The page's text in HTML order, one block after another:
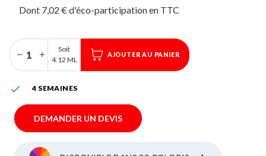
Dont 7,02 € d'éco-participation
Soit
4.12 ML
AJOUTER AU PANIER
 4 SEMAINES
DEMANDER UN DEVIS